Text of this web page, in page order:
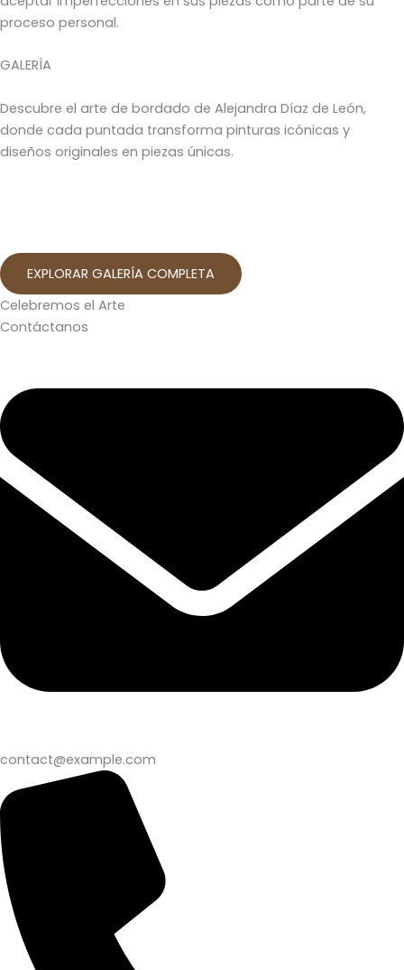
proceso personal.
GALERÍA
Descubre el arte de bordado de Alejandra Díaz de León,
donde cada puntada transforma pinturas icónicas y
diseños originales en piezas únicas.
EXPLORAR GALERÍA COMPLETA
Celebremos el Arte
Contáctanos
contact@example.com